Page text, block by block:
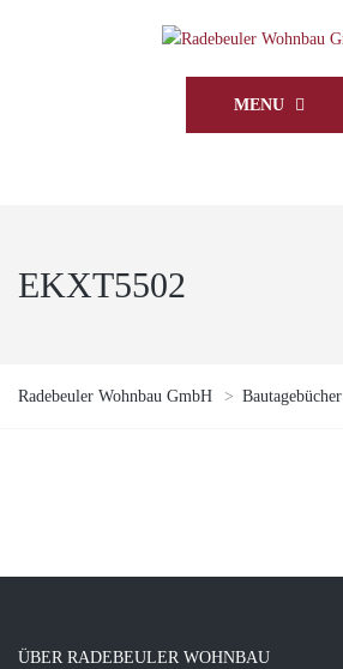
MENU
EKXT5502
Radebeuler Wohnbau GmbH > Bautagebücher
ÜBER RADEBEULER WOHNBAU